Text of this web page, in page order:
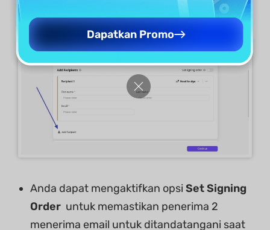
tambahkanPenerima 2jika diperlukan.
Anda dapat mengaktifkan opsi Set Signing
Order untuk memastikan penerima 2
menerima email untuk ditandatangani saat
Dapatkan Promo